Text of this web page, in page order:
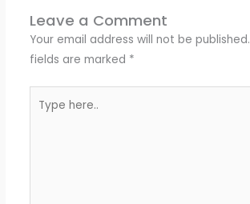
Leave a Comment
Your email address will not be published.
fields are marked *
here..